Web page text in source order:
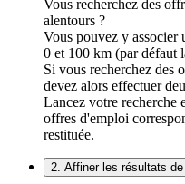
Vous recherchez des
alentours ?
Vous pouvez y associer
0 et 100 km (par défaut
Si vous recherchez des
devez alors effectuer
Lancez votre recherche
offres d'emploi
restituée.
2. Affiner les résultats